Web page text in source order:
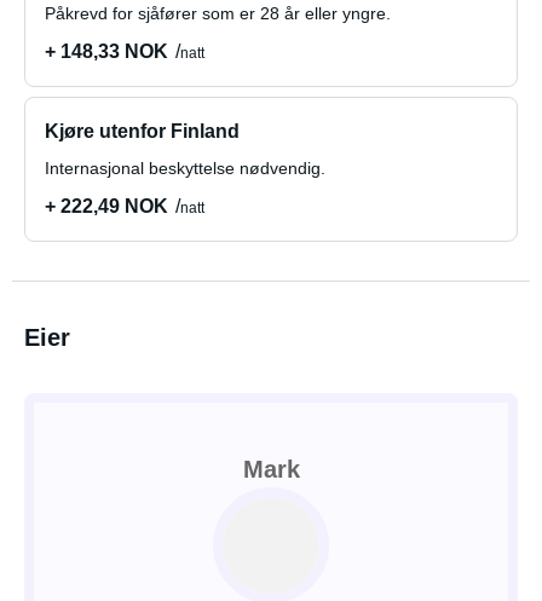
Påkrevd for sjåfører som er 28 år eller yngre.
+ 148,33 NOK natt
Kjøre utenfor Finland
Internasjonal beskyttelse nødvendig.
+ 222,49 NOK natt
Eier
Mark